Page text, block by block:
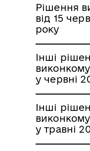
Рішення
від 15
року
Інші
у червні
Інші
у травні